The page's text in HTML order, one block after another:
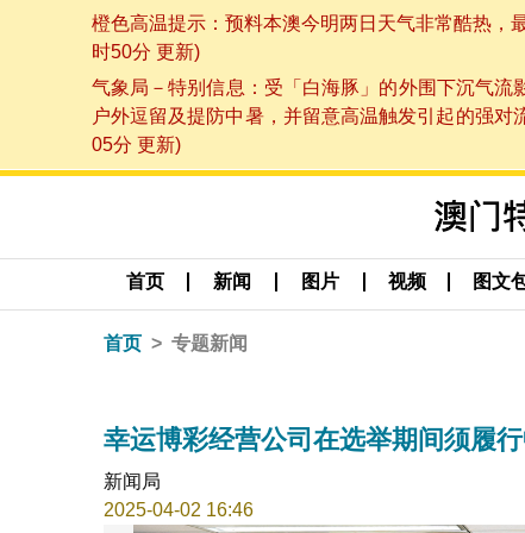
橙色高温提示：预料本澳今明两日天气非常酷热，
时50分 更新)
气象局－特别信息：受「白海豚」的外围下沉气
户外逗留及提防中暑，并留意高温触发引起的强
05分 更新)
首页 新闻 图片 视频 图文
首页 专题新闻
幸运博彩经营公司在选举期间须履
新闻局
2025-04-02 16:46